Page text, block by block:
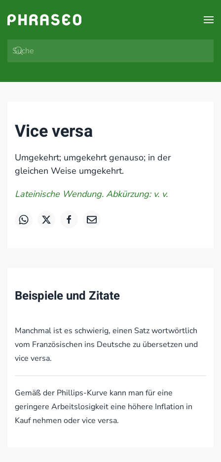
Zum Hauptinhalt springen
Vice versa
Umgekehrt; umgekehrt genauso; in der
gleichen Weise umgekehrt.
Lateinische Wendung. Abkürzung: v. v.
Beispiele und Zitate
Manchmal ist es schwierig, einen Satz wortwörtlich
vom Französischen ins Deutsche zu übersetzen und
vice versa.
Gemäß der Phillips-Kurve kann man für eine
geringere Arbeitslosigkeit eine höhere Inflation in
Kauf nehmen oder vice versa.